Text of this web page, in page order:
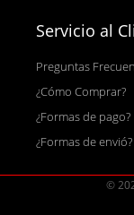
Servicio al
Preguntas
¿Cómo Comprar?
¿Formas de pago?
¿Formas de envió?
©